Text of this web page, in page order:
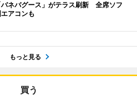
ネバグース」がテラス刷新 全席ソフ
アコンも
もっと見る
買う